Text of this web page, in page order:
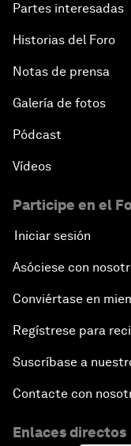
Partes interesadas
Historias del Foro
Notas de prensa
Galería de fotos
Pódcast
Vídeos
Participe en el
Iniciar sesión
Asóciese con
Conviértase en
Regístrese para
Suscríbase a
Contacte con
Enlaces directos